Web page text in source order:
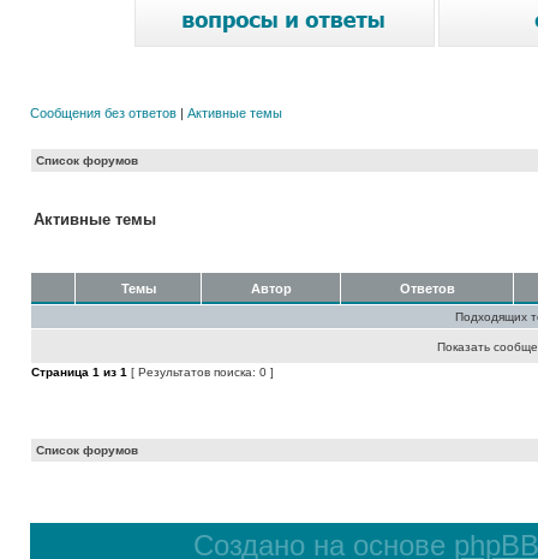
Сообщения без ответов | Активные темы
Список форумов
Активные темы
Темы Автор Ответов
Подходящих
Показать
Страница 1 из 1 [ Результатов поиска: 0 ]
Список форумов
Создано на основе phpBB